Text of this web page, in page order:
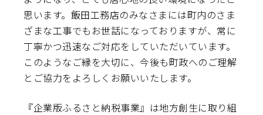
思います。飯田工務店のみなさまには町内のさま
ざまな工事でもお世話になっておりますが、常に
丁寧かつ迅速なご対応をしていただいています。
このようなご縁を大切に、今後も町政へのご理解
とご協力をよろしくお願いいたします。
『企業版ふるさと納税事業』は地方創生に取り組